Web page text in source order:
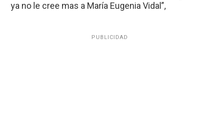
ya no le cree mas a María Eugenia Vidal”,
PUBLICIDAD